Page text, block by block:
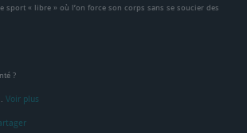
sport « libre » où l’on force son corps sans se soucier des
?
Voir plus